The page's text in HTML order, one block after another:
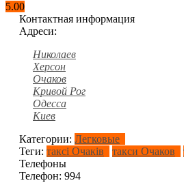
5.00
Контактная информация
Адреси:
Николаев
Херсон
Очаков
Кривой Рог
Одесса
Киев
Категории: Легковые
Теги: таксі Очаків такси Очаков
Телефоны
Телефон: 994